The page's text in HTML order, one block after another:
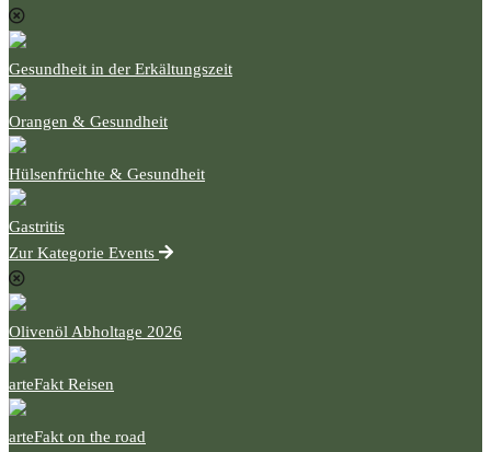
Gesundheit in der Erkältungszeit
Orangen & Gesundheit
Hülsenfrüchte & Gesundheit
Gastritis
Zur Kategorie Events
Olivenöl Abholtage 2026
arteFakt Reisen
arteFakt on the road